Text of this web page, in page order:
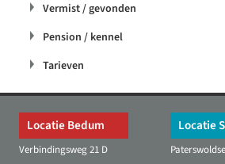
Vermist / gevonden
Pension / kennel
Tarieven
Locatie Bedum
Verbindingsweg 21 D
Locatie